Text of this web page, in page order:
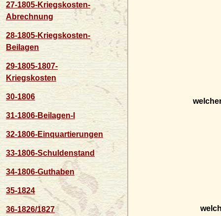
27-1805-Kriegskosten-
Abrechnung
28-1805-Kriegskosten-
Beilagen
29-1805-1807-
Kriegskosten
30-1806
31-1806-Beilagen-I
32-1806-Einquartierungen
33-1806-Schuldenstand
34-1806-Guthaben
35-1824
36-1826/1827